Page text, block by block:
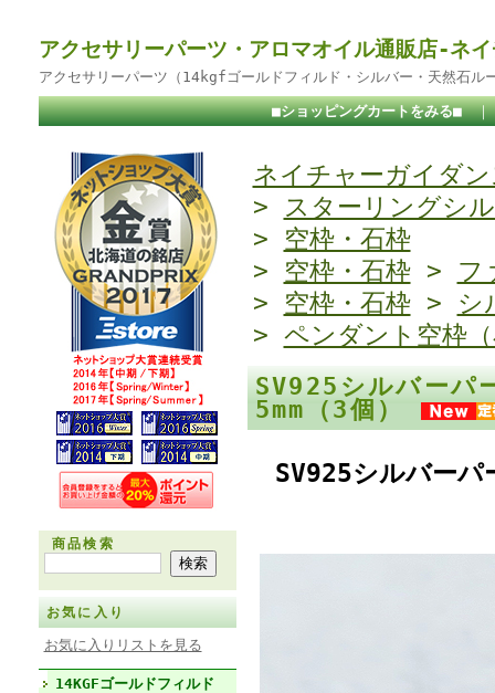
アクセサリーパーツ・アロマオイル通販店-ネ
アクセサリーパーツ（14kgfゴールドフィルド・シルバー・天然石ル
■ショッピングカートをみる■
商品検索
お気に入り
お気に入りリストを見る
14KGFゴールドフィルド
ネイチャーガイダン
> スターリングシ
> 空枠・石枠
> 空枠・石枠> フ
> 空枠・石枠> シ
> ペンダント空枠
SV925シルバーパ
5mm（3個）
SV925シルバーパ